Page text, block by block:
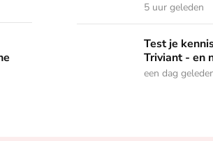
5 uur geleden
Test je kennis met de
Test je
Triviant - en
een dag